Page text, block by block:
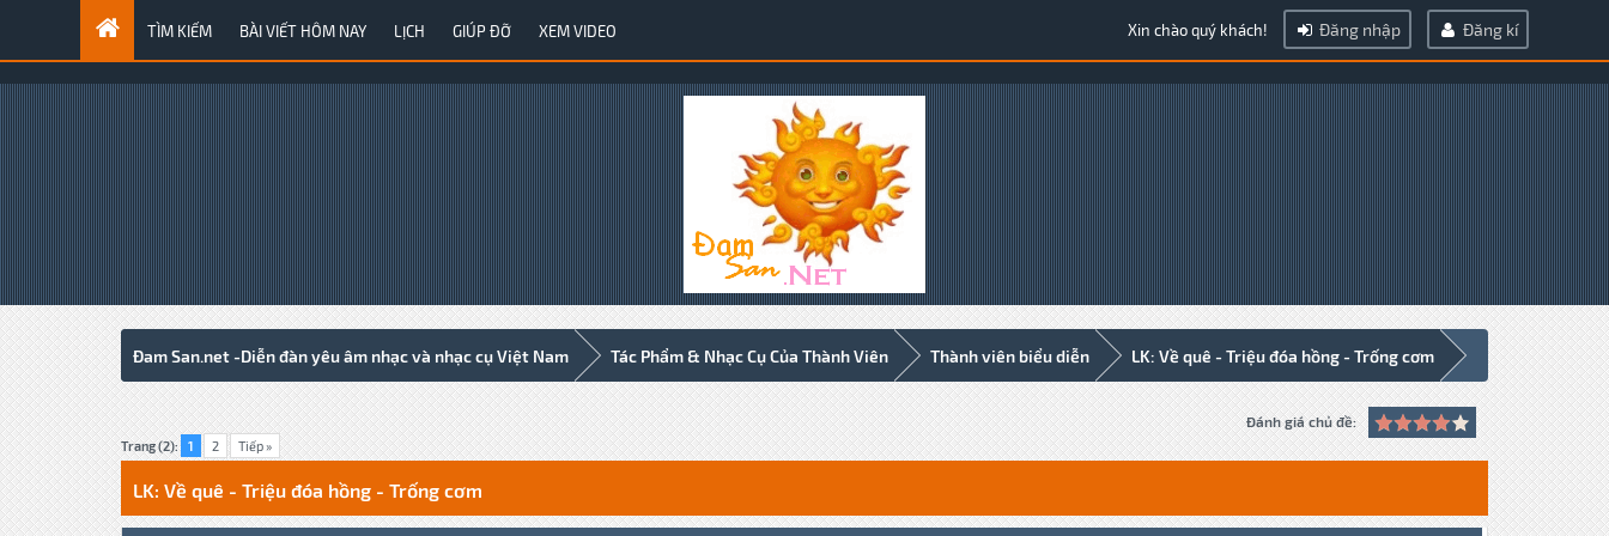
TÌM KIẾM BÀI VIẾT HÔM NAY LỊCH GIÚP ĐỠ XEM VIDEO Xin chào quý khách! Đăng nhập Đăng kí
Đam San.net -Diễn đàn yêu âm nhạc và nhạc cụ Việt Nam Tác Phẩm & Nhạc Cụ Của Thành Viên Thành viên biểu diễn LK: Về quê - Triệu đóa hồng - Trống cơm
Trang (2): 1 2 Tiếp »
Đánh giá chủ đề:
2 Votes - 4 Average
1
2
3
4
5
LK: Về quê - Triệu đóa hồng - Trống cơm